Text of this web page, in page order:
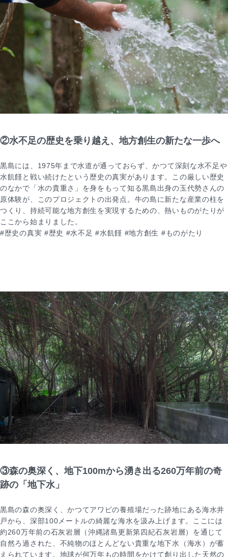
②水不足の歴史を乗り越え、地方創生の新たな一歩へ
黒島には、1975年まで水道が通っておらず、かつて深刻な水不足や
水飢饉と戦い続けたという歴史の真実があります。この厳しい歴史
のなかで「水の貴重さ」を身をもって知る黒島出身の玉代勢さんの
原体験が、このプロジェクトの出発点。牛の島に新たな産業の柱を
つくり、持続可能な地方創生を実現するための、熱いものがたりが
ここから始まりました。
#歴史の真実 #歴史 #水不足 #水飢饉 #地方創生 #ものがたり
③森の奥深く、地下100mから湧き出る260万年前の奇
跡の「地下水」
黒島の森の奥深く、かつてアワビの養殖場だった跡地にある海水井
戸から、深部100メートルの綺麗な海水を汲み上げます。ここには
約260万年前の石灰岩層（沖縄諸島更新第四紀石灰岩層）を通じて
自然ろ過された、不純物のほとんどない貴重な地下水（海水）が蓄
えられています。地球が何万年もの時間をかけて創り出した天然の